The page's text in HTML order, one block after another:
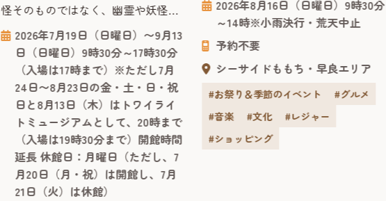
怪そのものではなく、幽霊や妖怪の
「絵」についてご紹介する展覧会で
す。不気味で異質な者たちは、なぜ
描かれ、飾られ、大切にされてきた
のでしょうか。絵にも表具にも趣向
が凝らされた珠玉の化物絵はもちろ
んのこと、これらを描いた／みた／
コレクションした人々の姿にも、人
間くさい魅力が詰まっています。 福
岡市博物館には日本有数の幽霊・妖
怪画コレ...
2026年7月19日（日曜日）〜9月13
日（日曜日）9時30分～17時30分
（入場は17時まで）※ただし7月
24日〜8月23日の金・土・日・祝
日と8月13日（木）はトワイライ
トミュージアムとして、20時まで
（入場は19時30分まで）開館時間
延長 休館日：月曜日（ただし、7
月20日（月・祝）は開館し、7月
21日（火）は休館）
は「米袋ワークショップ」も開催！
8月も「第3日曜日」に福マルシェを
開催します！8月16日（日曜日）9時
30分～14時、会場は鳥飼八幡宮 (中央
区今川 ※唐人町駅から徒歩7分、地
行バス停から徒歩1分) です！ 夏本
番！色鮮やかな夏野菜たちがすくす
く育つ季節がや...
2026年8月16日（日曜日）9時30分
～14時※小雨決行・荒天中止
予約不要
シーサイドももち・早良エリア
#お祭り＆季節のイベント
#グルメ
#音楽
#文化
#レジャー
#ショッピング